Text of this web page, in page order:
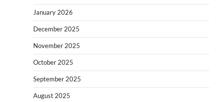
January 2026
December 2025
November 2025
October 2025
September 2025
August 2025